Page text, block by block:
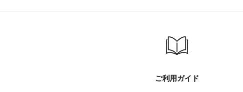
ご利用ガイド